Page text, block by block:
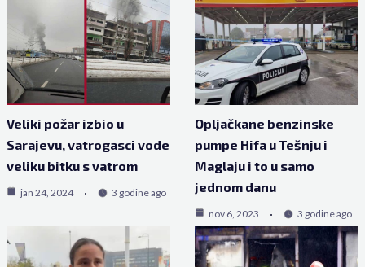
Veliki požar izbio u
Sarajevu, vatrogasci vode
veliku bitku s vatrom
jan 24, 2024 3 godine ago
Opljačkane benzinske
pumpe Hifa u Tešnju i
Maglaju i to u samo
jednom danu
nov 6, 2023 3 godine ago